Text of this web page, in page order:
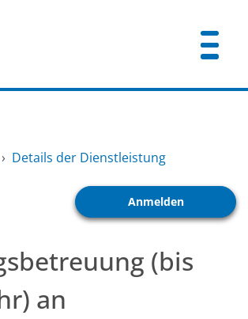
A-Z
› Details der Dienstleistung
Anmelden
(bis
an